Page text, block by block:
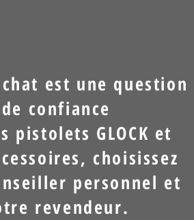
est une question
de confiance
pistolets GLOCK et
choisissez
personnel et
revendeur.